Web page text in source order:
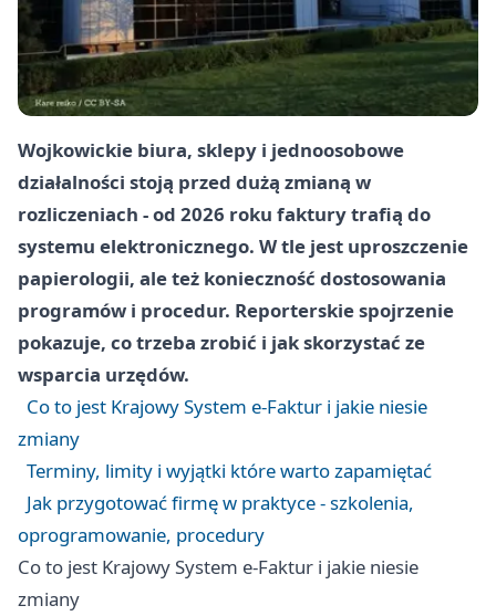
Wojkowickie biura, sklepy i jednoosobowe
działalności stoją przed dużą zmianą w
rozliczeniach - od 2026 roku faktury trafią do
systemu elektronicznego. W tle jest uproszczenie
papierologii, ale też konieczność dostosowania
programów i procedur. Reporterskie spojrzenie
pokazuje, co trzeba zrobić i jak skorzystać ze
wsparcia urzędów.
Co to jest Krajowy System e-Faktur i jakie niesie
zmiany
Terminy, limity i wyjątki które warto zapamiętać
Jak przygotować firmę w praktyce - szkolenia,
oprogramowanie, procedury
Co to jest Krajowy System e-Faktur i jakie niesie
zmiany